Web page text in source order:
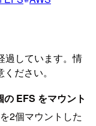
過しています。情
ださい。
の EFS をマウント
2個マウントした